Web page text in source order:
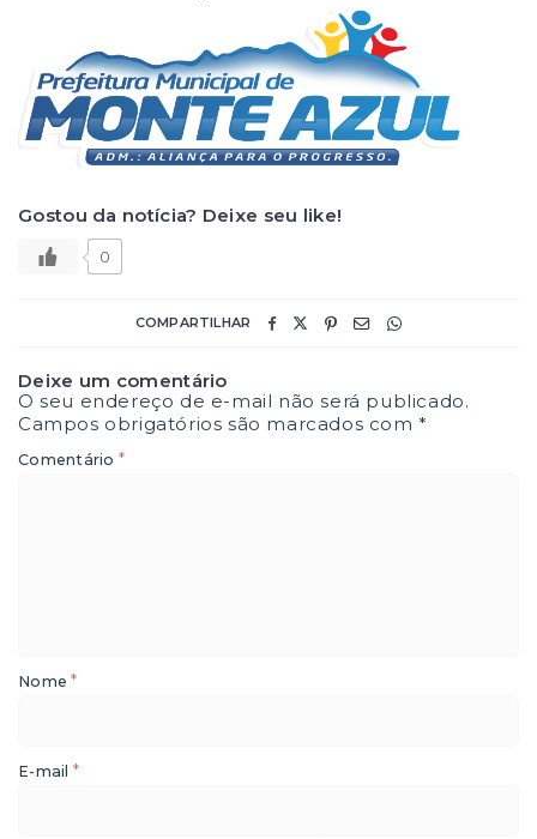
Gostou da notícia? Deixe seu like!
0
COMPARTILHAR
Deixe um comentário
O seu endereço de e-mail não será publicado.
Campos obrigatórios são marcados com*
Comentário *
Nome*
E-mail *